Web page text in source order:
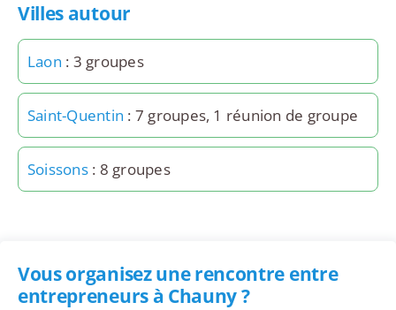
Villes autour
Laon : 3 groupes
Saint-Quentin : 7 groupes, 1 réunion de groupe
Soissons: 8 groupes
Vous organisez une rencontre entre
entrepreneurs à Chauny ?